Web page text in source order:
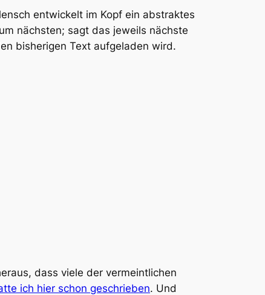
entwickelt im Kopf ein abstraktes
nächsten; sagt das jeweils nächste
bisherigen Text aufgeladen wird.
dass viele der vermeintlichen
ich hier schon geschrieben. Und